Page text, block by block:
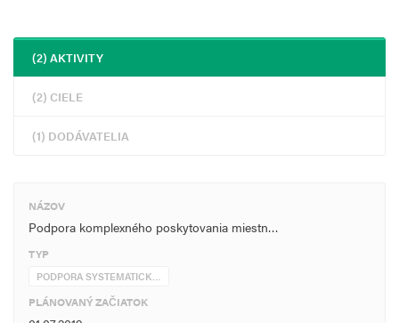
(2) AKTIVITY
(2) CIELE
(1) DODÁVATELIA
NÁZOV
Podpora komplexného poskytovania miestn…
TYP
PODPORA SYSTEMATICK…
PLÁNOVANÝ ZAČIATOK